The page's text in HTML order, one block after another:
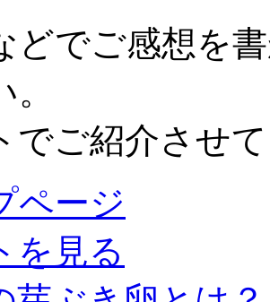
どでご感想を
でご紹介させ
ページ
を見る